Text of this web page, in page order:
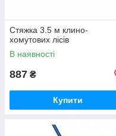
Стяжка 3.5 м клино-
хомутових лісів
В наявності
887 ₴
Купити